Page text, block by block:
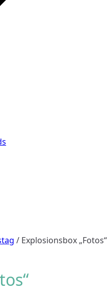
/ Explosionsbox „Fotos“